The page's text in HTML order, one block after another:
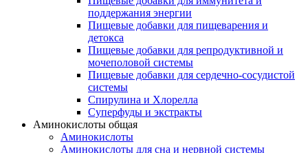
поддержания энергии
Пищевые добавки для пищеварения и
детокса
Пищевые добавки для репродуктивной и
мочеполовой системы
Пищевые добавки для сердечно-сосудистой
системы
Спирулина и Хлорелла
Суперфуды и экстракты
Аминокислоты общая
Аминокислоты
Аминокислоты для сна и нервной системы